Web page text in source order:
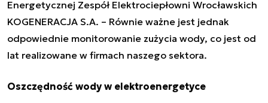
Energetycznej Zespół Elektrociepłowni Wrocławskich
KOGENERACJA S.A. – Równie ważne jest jednak
odpowiednie monitorowanie zużycia wody, co jest od
lat realizowane w firmach naszego sektora.
Oszczędność wody w elektroenergetyce